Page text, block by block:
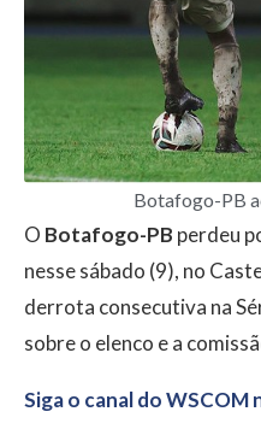
Botafogo-PB
O Botafogo-PB perdeu
nesse sábado (9), no
derrota consecutiva na
sobre o elenco e a
Siga o canal do WSCOM